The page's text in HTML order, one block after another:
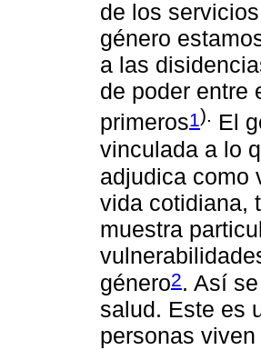
de los
género
a las
de poder entre
primeros1). El
vinculada a lo
adjudica como
vida cotidiana,
muestra
género2. Así
salud. Este es
personas